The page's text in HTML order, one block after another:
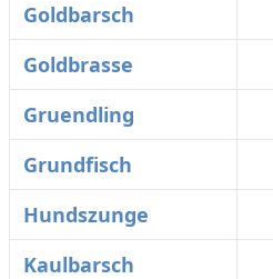
Goldbarsch
Goldbrasse
Gruendling
Grundfisch
Hundszunge
Kaulbarsch